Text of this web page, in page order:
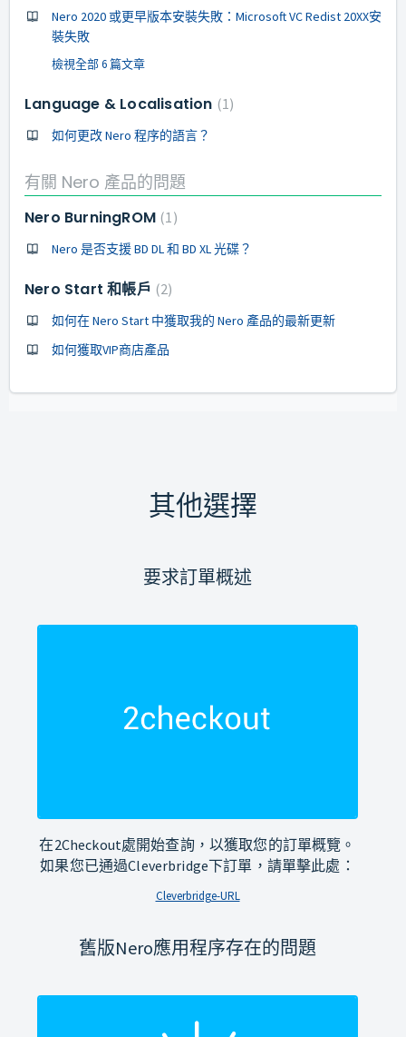
Nero 2020 或更早版本安裝失敗：Microsoft VC Redist 20XX安
裝失敗
檢視全部 6 篇文章
Language & Localisation 1
如何更改 Nero 程序的語言？
有關 Nero 產品的問題
Nero BurningROM 1
Nero 是否支援 BD DL 和 BD XL 光碟？
Nero Start 和帳戶 2
如何在 Nero Start 中獲取我的 Nero 產品的最新更新
如何獲取VIP商店產品
其他選擇
要求訂單概述
在2Checkout處開始查詢，以獲取您的訂單概覽。
如果您已通過Cleverbridge下訂單，請單擊此處：
Cleverbridge-URL
舊版Nero應用程序存在的問題